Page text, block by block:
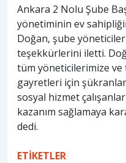
Ankara 2 Nolu Şube
yönetiminin ev
Doğan, şube
teşekkürlerini iletti.
tüm yöneticilerimize
gayretleri için
sosyal hizmet
kazanım sağlamaya
dedi.
ETİKETLER